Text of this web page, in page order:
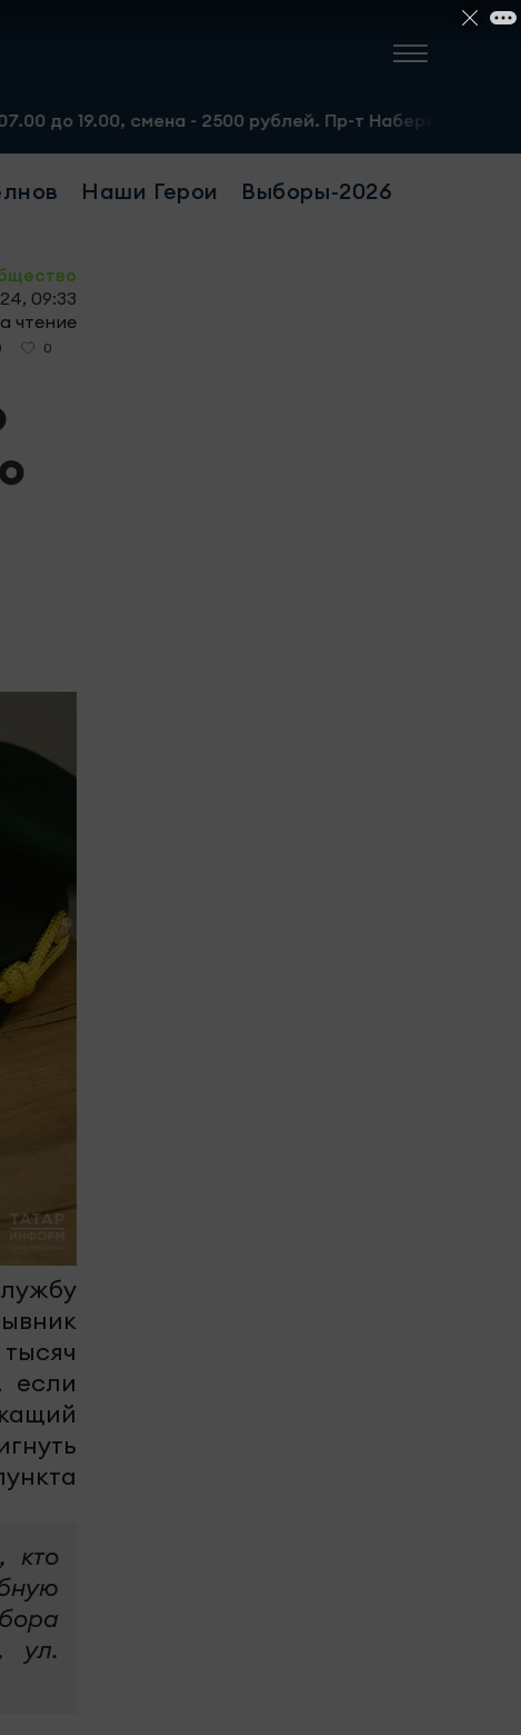
- 2500 рублей. Пр-т Набережночелнинский, 13а.
Наши Герои Выборы-2026
09:33
чтение
0
если
кто
ул.